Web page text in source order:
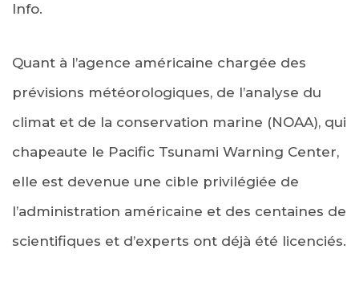
Info.
Quant à l’agence américaine chargée des
prévisions météorologiques, de l’analyse du
climat et de la conservation marine (NOAA), qui
chapeaute le Pacific Tsunami Warning Center,
elle est devenue une cible privilégiée de
l’administration américaine et des centaines de
scientifiques et d’experts ont déjà été licenciés.